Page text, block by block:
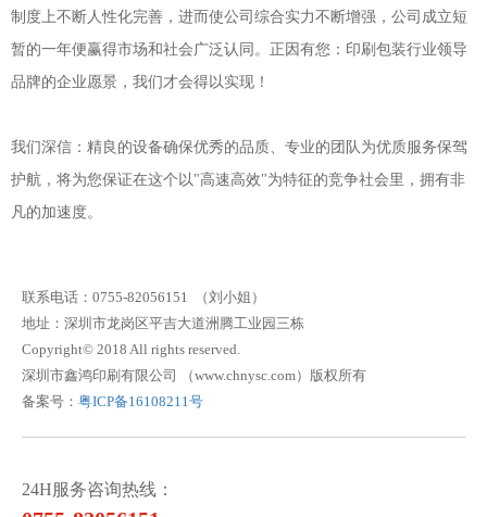
制度上不断人性化完善，进而使公司综合实力不断增强，公司成立短
暂的一年便赢得市场和社会广泛认同。正因有您：印刷包装行业领导
品牌的企业愿景，我们才会得以实现！
我们深信：精良的设备确保优秀的品质、专业的团队为优质服务保驾
护航，将为您保证在这个以"高速高效"为特征的竞争社会里，拥有非
凡的加速度。
联系电话：0755-82056151 （刘小姐）
地址：深圳市龙岗区平吉大道洲腾工业园三栋
Copyright© 2018 All rights reserved.
深圳市鑫鸿印刷有限公司 （www.chnysc.com）版权所有
备案号： 粤ICP备16108211号
24H服务咨询热线：